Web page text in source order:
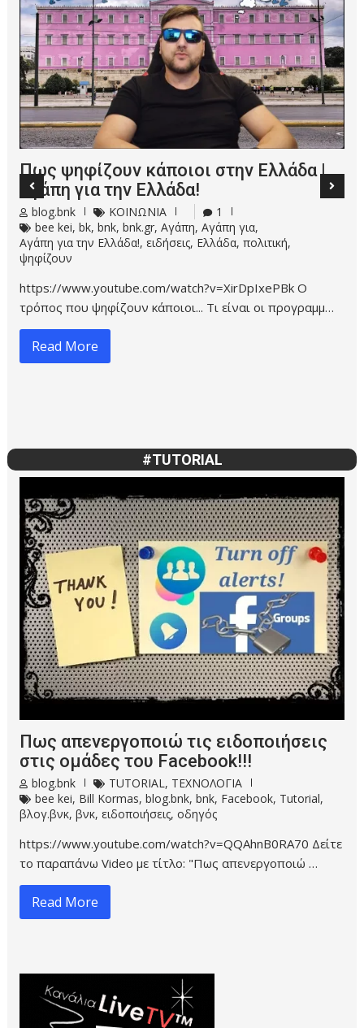
Πως ψηφίζουν κάποιοι στην Ελλάδα |
Αγάπη για την Ελλάδα!
blog.bnk ΚΟΙΝΩΝΙΑ
1
bee kei,bk,bnk,bnk.gr,Αγάπη,Αγάπη για,
Αγάπη για την Ελλάδα!,ειδήσεις, Ελλάδα,πολιτική,
ψηφίζουν
https://www.youtube.com/watch?v=XirDpIxePBk Ο
τρόπος που ψηφίζουν κάποιοι... Τι είναι οι προγραμμ…
Read More
#TUTORIAL
Πως απενεργοποιώ τις ειδοποιήσεις
στις ομάδες του Facebook!!!
blog.bnk TUTORIAL , ΤΕΧΝΟΛΟΓΙΑ
bee kei, Bill Kormas,blog.bnk,bnk, Facebook, Tutorial,
βλογ.βνκ,βνκ,ειδοποιήσεις,οδηγός
https://www.youtube.com/watch?v=QQAhnB0RA70 Δείτε
το παραπάνω Video με τίτλο: "Πως απενεργοποιώ …
Read More